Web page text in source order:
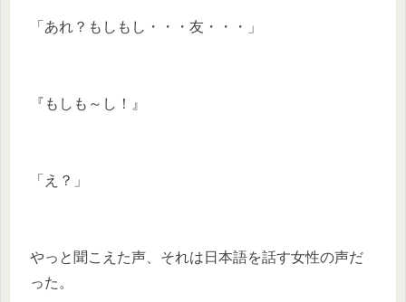
「あれ？もしもし・・・友・・・」
『もしも～し！』
「え？」
やっと聞こえた声、それは日本語を話す女性の声だ
った。